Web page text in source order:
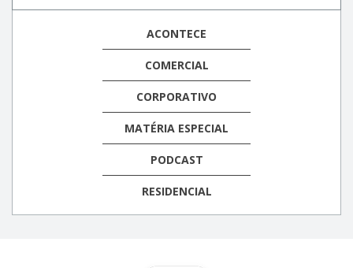
ACONTECE
COMERCIAL
CORPORATIVO
MATÉRIA ESPECIAL
PODCAST
RESIDENCIAL